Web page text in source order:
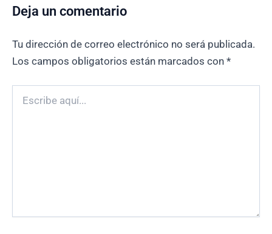
Deja un comentario
Tu dirección de correo electrónico no será publicada.
Los campos obligatorios están marcados con *
aquí...